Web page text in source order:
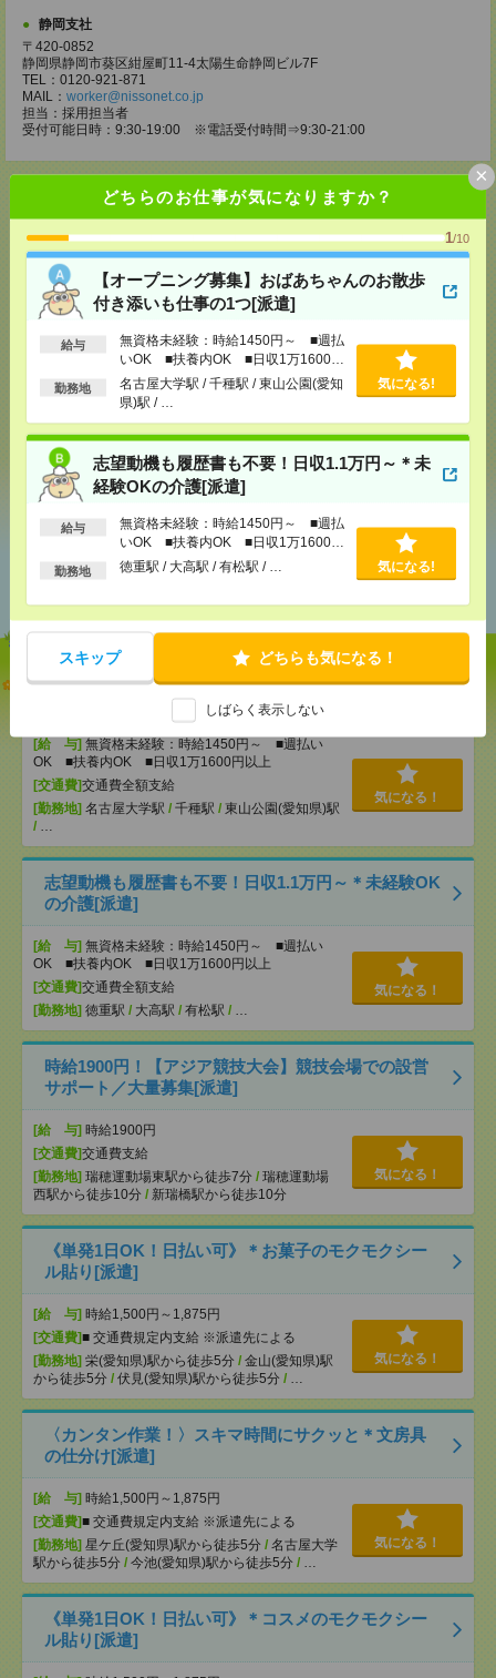
どちらのお仕事が気になりますか？
1/10
【オープニング募集】おばあちゃんのお散歩
付き添いも仕事の1つ[派遣]
給与
無資格未経験：時給1450円～ ■週払
いOK ■扶養内OK ■日収1万1600円
以上
勤務地
名古屋大学駅 / 千種駅 / 東山公園(愛知
県)駅 / …
気になる!
志望動機も履歴書も不要！日収1.1万円～＊未
経験OKの介護[派遣]
給与
無資格未経験：時給1450円～ ■週払
いOK ■扶養内OK ■日収1万1600円
以上
勤務地 徳重駅 / 大高駅 / 有松駅 / … 気になる!
スキップ どちらも気になる！
しばらく表示しない
×
静岡支社
〒420-0852
静岡県静岡市葵区紺屋町11-4太陽生命静岡ビル7F
TEL：0120-921-871
MAIL： worker@nissonet.co.jp
担当：採用担当者
受付可能日時：9:30-19:00 ※電話受付時間⇒9:30-21:00
応募ページへ
気になる！
メールで送る LINE
シェア ツイート
あなたの閲覧履歴からの
【オープニング募集】おばあちゃんのお散歩付き添
いも仕事の1つ[派遣]
[給 与] 無資格未経験：時給1450円～ ■週払い
OK ■扶養内OK ■日収1万1600円以上
[交通費]交通費全額支給
[勤務地] 名古屋大学駅 / 千種駅 / 東山公園(愛知県)駅
/ …
気になる！
志望動機も履歴書も不要！日収1.1万円～＊未経験OK
の介護[派遣]
[給 与] 無資格未経験：時給1450円～ ■週払い
OK ■扶養内OK ■日収1万1600円以上
[交通費]交通費全額支給
[勤務地] 徳重駅 / 大高駅 / 有松駅 / …
気になる！
時給1900円！【アジア競技大会】競技会場での設営
サポート／大量募集[派遣]
[給 与] 時給1900円
[交通費]交通費支給
[勤務地] 瑞穂運動場東駅から徒歩7分 / 瑞穂運動場
西駅から徒歩10分 / 新瑞橋駅から徒歩10分
気になる！
《単発1日OK！日払い可》＊お菓子のモクモクシー
ル貼り[派遣]
[給 与] 時給1,500円～1,875円
[交通費]■ 交通費規定内支給 ※派遣先による
[勤務地] 栄(愛知県)駅から徒歩5分 / 金山(愛知県)駅
から徒歩5分 / 伏見(愛知県)駅から徒歩5分 / …
気になる！
〈カンタン作業！〉スキマ時間にサクッと＊文房具
の仕分け[派遣]
[給 与] 時給1,500円～1,875円
[交通費]■ 交通費規定内支給 ※派遣先による
[勤務地] 星ケ丘(愛知県)駅から徒歩5分 / 名古屋大学
駅から徒歩5分 / 今池(愛知県)駅から徒歩5分 / …
気になる！
《単発1日OK！日払い可》＊コスメのモクモクシー
ル貼り[派遣]